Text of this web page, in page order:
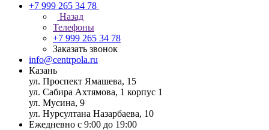
+7 999 265 34 78
Назад
Телефоны
+7 999 265 34 78
Заказать звонок
info@centrpola.ru
Казань
ул. Проспект Ямашева, 15
ул. Сабира Ахтямова, 1 корпус 1
ул. Мусина, 9
ул. Нурсултана Назарбаева, 10
Ежедневно с 9:00 до 19:00